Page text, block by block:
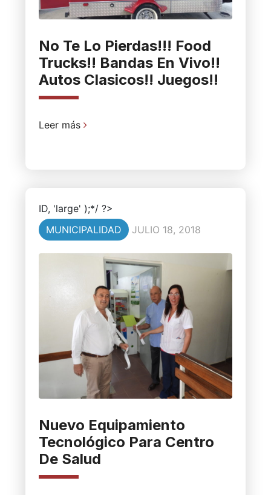
No Te Lo Pierdas!!! Food
Trucks!! Bandas En Vivo!!
Autos Clasicos!! Juegos!!
Leer más
ID, 'large' );*/ ?>
MUNICIPALIDAD
JULIO 18, 2018
Nuevo Equipamiento
Tecnológico Para Centro
De Salud